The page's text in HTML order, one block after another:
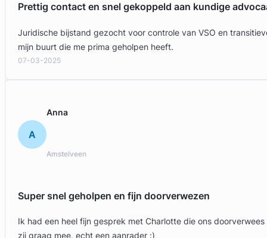
Prettig contact en snel gekoppeld aan kundige
Juridische bijstand gezocht voor controle van VSO en
mijn buurt die me prima geholpen heeft.
07-03-2025
A
Anna
Amstelveen
Super snel geholpen en fijn doorverwezen
Ik had een heel fijn gesprek met Charlotte die ons
zij graag mee, echt een aanrader :)